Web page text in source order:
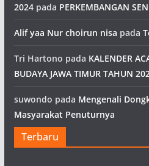
2024pada PERKEMBANGAN
Alif yaa Nur choirun nisa pada
Tri Hartono pada KALENDER
BUDAYA JAWA TIMUR TAHUN
suwondo pada Mengenali
Masyarakat Penuturnya
Terbaru